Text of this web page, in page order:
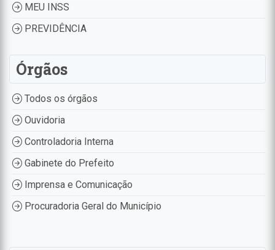
MEU INSS
PREVIDÊNCIA
Órgãos
Todos os órgãos
Ouvidoria
Controladoria Interna
Gabinete do Prefeito
Imprensa e Comunicação
Procuradoria Geral do Município